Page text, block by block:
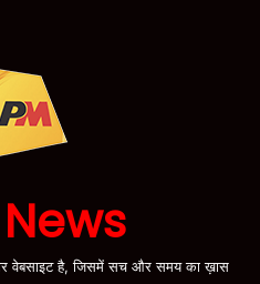
वेबसाइट है, जिसमें सच और समय का ख़ास